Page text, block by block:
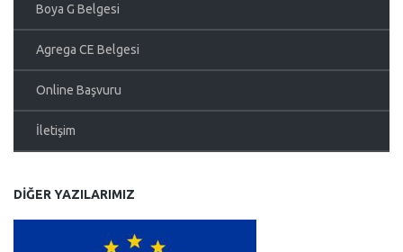
Boya G Belgesi
Agrega CE Belgesi
Online Başvuru
İletişim
DIĞER YAZILARIMIZ